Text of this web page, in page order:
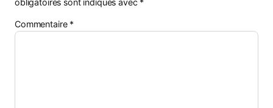
obligatoires sont indiqués avec *
Commentaire *